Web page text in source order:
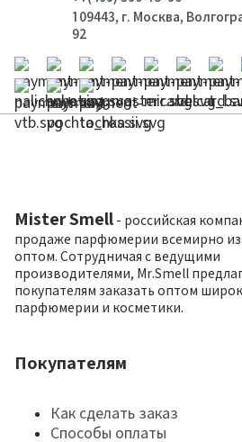
109443, г. Москва,
92
Mister Smell - российская
продаже парфюмерии всемирно
оптом. Сотрудничая с ведущими
производителями, Mr.Smell
покупателям заказать оптом
парфюмерии и косметики.
Покупателям
Как сделать заказ
Способы оплаты